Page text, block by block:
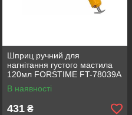
Шприц ручний для
нагнітання густого мастила
120мл FORSTIME FT-78039A
MST
В наявності
431 ₴